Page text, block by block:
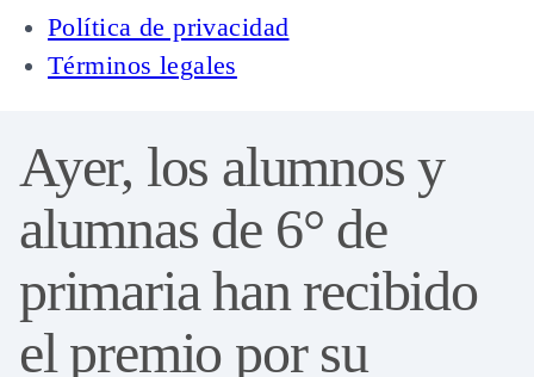
Política de privacidad
Términos legales
content
Ayer, los alumnos y
alumnas de 6° de
primaria han recibido
el premio por su